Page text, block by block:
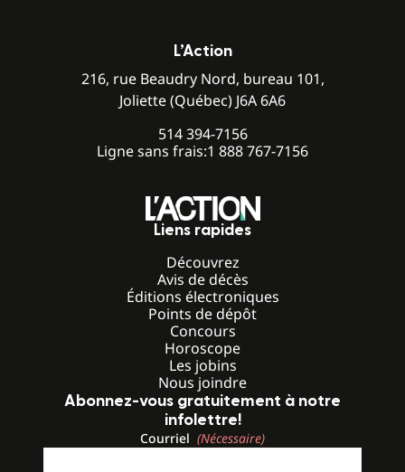
L’Action
216, rue Beaudry Nord, bureau 101,
Joliette (Québec) J6A 6A6
514 394-7156
Ligne sans frais:1 888 767-7156
Liens rapides
Découvrez
Avis de décès
Éditions électroniques
Points de dépôt
Concours
Horoscope
Les jobins
Nous joindre
Abonnez-vous gratuitement à notre
infolettre!
Courriel (Nécessaire)